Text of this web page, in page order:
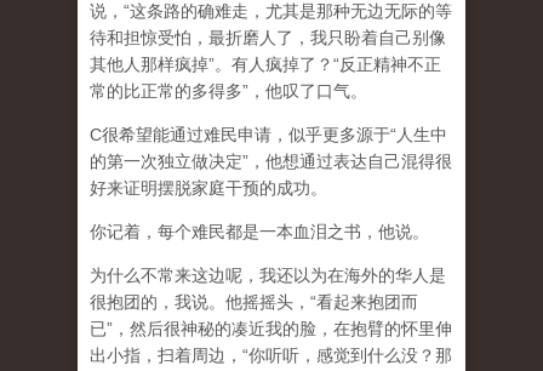
说，“这条路的确难走，尤其是那种无边无际的等
待和担惊受怕，最折磨人了，我只盼着自己别像
其他人那样疯掉”。有人疯掉了？“反正精神不正
常的比正常的多得多”，他叹了口气。
C很希望能通过难民申请，似乎更多源于“人生中
的第一次独立做决定”，他想通过表达自己混得很
好来证明摆脱家庭干预的成功。
你记着，每个难民都是一本血泪之书，他说。
为什么不常来这边呢，我还以为在海外的华人是
很抱团的，我说。他摇摇头，“看起来抱团而
已”，然后很神秘的凑近我的脸，在抱臂的怀里伸
出小指，扫着周边，“你听听，感觉到什么没？那